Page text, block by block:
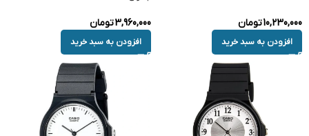
10,230,000تومان
افزودن به سبد خرید
3,960,000تومان
افزودن به سبد خرید